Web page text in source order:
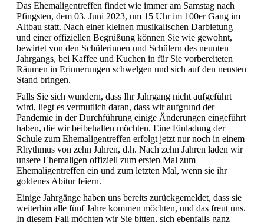
Das Ehemaligentreffen findet wie immer am Samstag nach
Pfingsten, dem 03. Juni 2023, um 15 Uhr im 100er Gang im
Altbau statt. Nach einer kleinen musikalischen Darbietung
und einer offiziellen Begrüßung können Sie wie gewohnt,
bewirtet von den Schülerinnen und Schülern des neunten
Jahrgangs, bei Kaffee und Kuchen in für Sie vorbereiteten
Räumen in Erinnerungen schwelgen und sich auf den neusten
Stand bringen.
Falls Sie sich wundern, dass Ihr Jahrgang nicht aufgeführt
wird, liegt es vermutlich daran, dass wir aufgrund der
Pandemie in der Durchführung einige Änderungen eingeführt
haben, die wir beibehalten möchten. Eine Einladung der
Schule zum Ehemaligentreffen erfolgt jetzt nur noch in einem
Rhythmus von zehn Jahren, d.h. Nach zehn Jahren laden wir
unsere Ehemaligen offiziell zum ersten Mal zum
Ehemaligentreffen ein und zum letzten Mal, wenn sie ihr
goldenes Abitur feiern.
Einige Jahrgänge haben uns bereits zurückgemeldet, dass sie
weiterhin alle fünf Jahre kommen möchten, und das freut uns.
In diesem Fall möchten wir Sie bitten, sich ebenfalls ganz